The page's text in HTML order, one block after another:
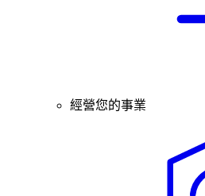
經營您的事業